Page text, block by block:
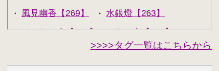
・ 風見幽香【269】 ・ 水銀燈【263】
できない夫【262】 キル夫【260】
セシリア・オルコット【240】
>>>>タグ一覧はこちらから